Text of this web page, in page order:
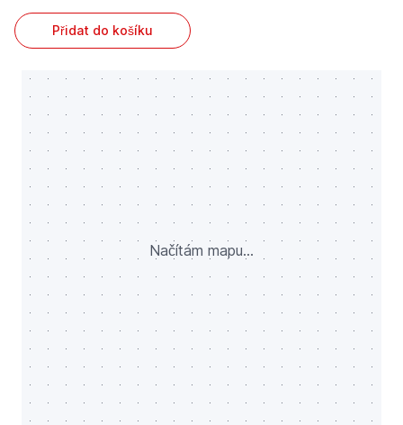
Přidat do košíku
Načítám mapu...